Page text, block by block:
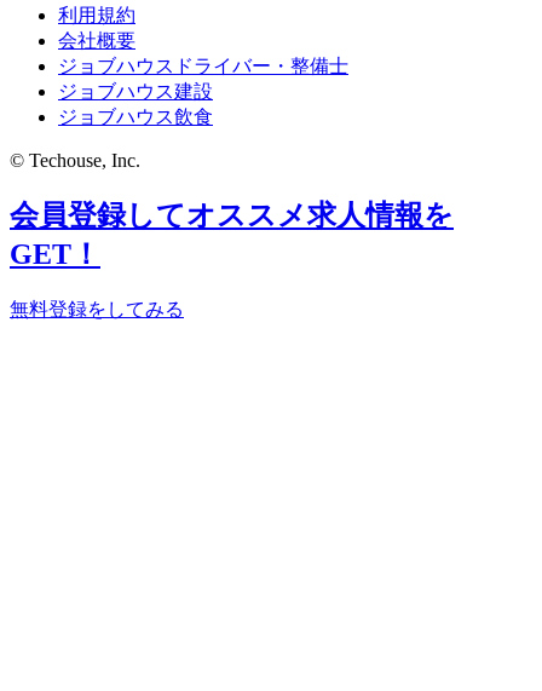
利用規約
会社概要
ジョブハウスドライバー・整備士
ジョブハウス建設
ジョブハウス飲食
© Techouse, Inc.
会員登録してオススメ求人情報を
GET！
無料登録をしてみる